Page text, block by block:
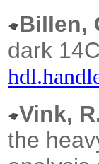
Billen,
dark
Vink,
the